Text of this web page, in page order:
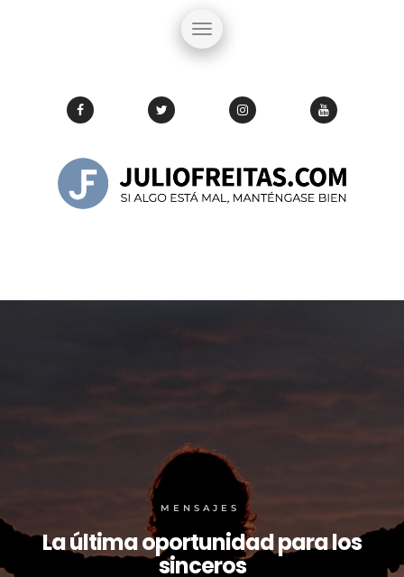
MENSAJES
La última oportunidad para los
sinceros